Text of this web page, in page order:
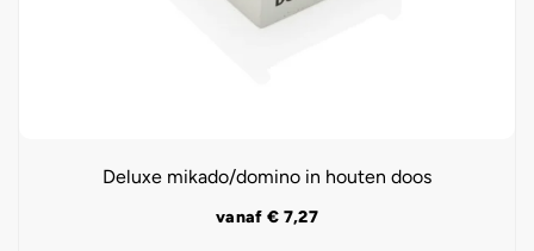
Deluxe mikado/domino in houten doos
vanaf € 7,27